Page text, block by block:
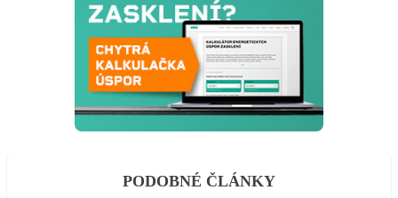
PODOBNÉ ČLÁNKY